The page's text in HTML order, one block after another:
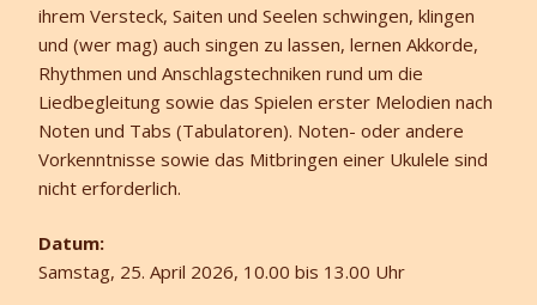
ihrem Versteck, Saiten und Seelen schwingen, klingen
und (wer mag) auch singen zu lassen, lernen Akkorde,
Rhythmen und Anschlagstechniken rund um die
Liedbegleitung sowie das Spielen erster Melodien nach
Noten und Tabs (Tabulatoren). Noten- oder andere
Vorkenntnisse sowie das Mitbringen einer Ukulele sind
nicht erforderlich.
Datum:
Samstag, 25. April 2026, 10.00 bis 13.00 Uhr